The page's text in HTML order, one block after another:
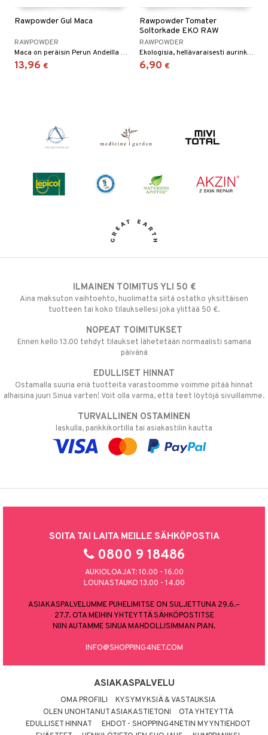
Rawpowder Gul Maca
RAWPOWDER
Maca on peräisin Perun Andeilla sijaitsevasta kasvista. Se tunnetaan yleisesti Perun ginsenginä.
13,96 €
Rawpowder Tomater
Soltorkade EKO RAW
RAWPOWDER
Ekologisia, hellävaraisesti aurinkokuivattuja kypsiä tomaatteja.
6,90 €
ILMAINEN TOIMITUS YLI 50 €
Aina maksuton vaihtoehto, huolimatta siitä ostatko yksittäisen
tuotteen tai koko tilauksellesi joka ylittää 50 €.
NOPEAT TOIMITUKSET
Ennen kello 13.00 tehdyt tilaukset lähetetään normaalisti samana
päivänä
EDULLISET HINNAT
Ostamalla suuria eriä tuotteita varastoomme voimme pitää hinnat
alhaisina juuri Sinua varten! Voit olla varma, että teet löytöjä sivuillamme.
TURVALLINEN OSTAMINEN
laskulla, pankkikortilla tai asiakastilin kautta
SOITA TAI LAITA MEILLE SÄHKÖPOSTIA
0800 9 18486
AUKIOLOAJAT: 10.00 - 16.00
LOUNASTAUKO 13.00 - 14.00
ASIAKASPALVELUMME PUHELIMITSE ON SULJETTUNA 29.6.–
27.7. OTA MEIHIN YHTEYTTÄ SÄHKÖPOSTITSE
NIIN AUTAMME SINUA MAHDOLLISIMMAN PIAN.
INFO@SHOPPING4NET.COM
ASIAKASPALVELU
OMA PROFIILI
KYSYMYKSIÄ & VASTAUKSIA
OLEN UNOHTANUT ASIAKASTIETONI
OTA YHTEYTTÄ
EDULLISET HINNAT
EHDOT - SHOPPING4NETIN MYYNTIEHDOT